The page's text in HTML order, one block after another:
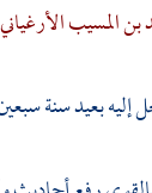
المسيب الأرغياني
إليه بعيد سنة